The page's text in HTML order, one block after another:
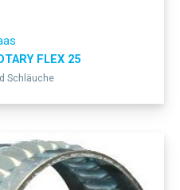
FLEX 25
Schläuche